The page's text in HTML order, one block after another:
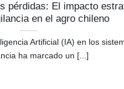
pérdidas: El impacto
en el agro chileno
Artificial (IA) en los
ha marcado un [...]